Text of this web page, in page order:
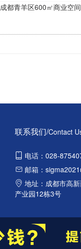
成都青羊区600㎡商业空
联系我们/Contact
电话：028-
邮箱：
地址：成都市高
产业园12栋3号